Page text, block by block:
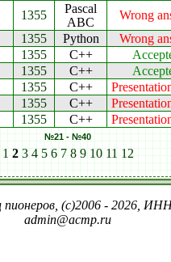
1355
Pascal
ABC
Wrong
1355 Python
Wrong
1355 C++
1355 C++
1355 C++
1355 C++
1355 C++
№21 - №40
1 2 3 4 5 6 7 8 9 10 11 12
пионеров, (c)2006 - 2026,
admin@acmp.ru